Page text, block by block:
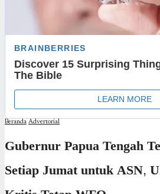
Beranda Advertorial
Gubernur Papua Tengah
Setiap Jumat untuk ASN,